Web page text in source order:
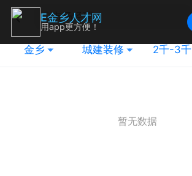
金乡 城建装修 2千-3千
暂无数据
E金乡人才网
用app更方便！